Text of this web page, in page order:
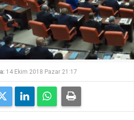
14 Ekim 2018 Pazar 21:17